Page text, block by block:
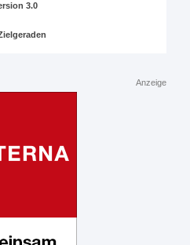
3.0
Anzeige